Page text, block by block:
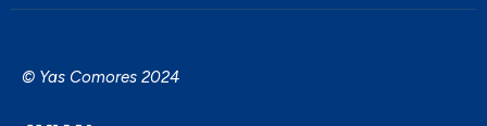
© Yas Comores 2024